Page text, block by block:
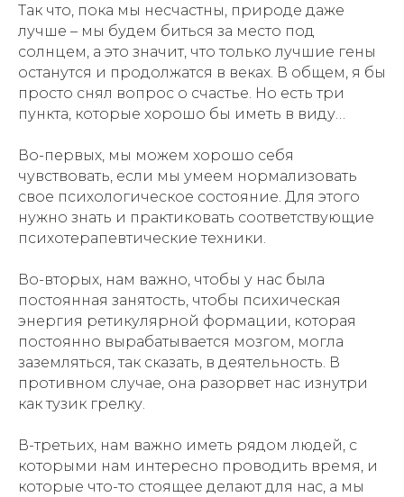
Так что, пока мы несчастны, природе даже
лучше – мы будем биться за место под
солнцем, а это значит, что только лучшие гены
останутся и продолжатся в веках. В общем, я бы
просто снял вопрос о счастье. Но есть три
пункта, которые хорошо бы иметь в виду…
Во-первых, мы можем хорошо себя
чувствовать, если мы умеем нормализовать
свое психологическое состояние. Для этого
нужно знать и практиковать соответствующие
психотерапевтические техники.
Во-вторых, нам важно, чтобы у нас была
постоянная занятость, чтобы психическая
энергия ретикулярной формации, которая
постоянно вырабатывается мозгом, могла
заземляться, так сказать, в деятельность. В
противном случае, она разорвет нас изнутри
как тузик грелку.
В-третьих, нам важно иметь рядом людей, с
которыми нам интересно проводить время, и
которые что-то стоящее делают для нас, а мы